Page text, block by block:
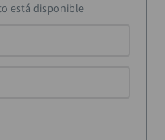
está disponible